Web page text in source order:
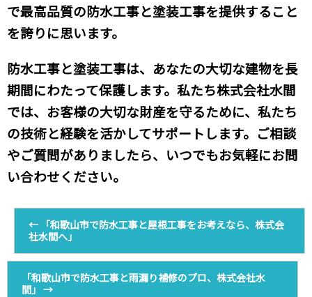
で最高品質の防水工事と塗装工事を提供すること
を誇りに思います。
防水工事と塗装工事は、あなたの大切な建物を長
期間にわたって保護します。私たち株式会社水間
では、お客様の大切な財産を守るために、私たち
の技術と経験を活かしてサポートします。ご相談
やご質問がありましたら、いつでもお気軽にお問
い合わせください。
← 「和歌山市で防水工事と屋根工事をお考えなら、株式会
社水間へ」
「和歌山市で防水工事と雨漏り補修のプロ、株式会社水
間」 →